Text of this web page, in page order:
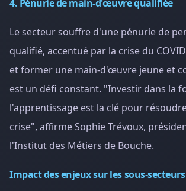
4. Pénurie de main-d'œuvre qualifiée
Le secteur souffre d'une pénurie de
qualifié, accentué par la crise du
et former une main-d'œuvre jeune et
est un défi constant. "Investir dans la
l'apprentissage est la clé pour
crise", affirme Sophie Trévoux,
l'Institut des Métiers de Bouche.
Impact des enjeux sur les sous-secteurs